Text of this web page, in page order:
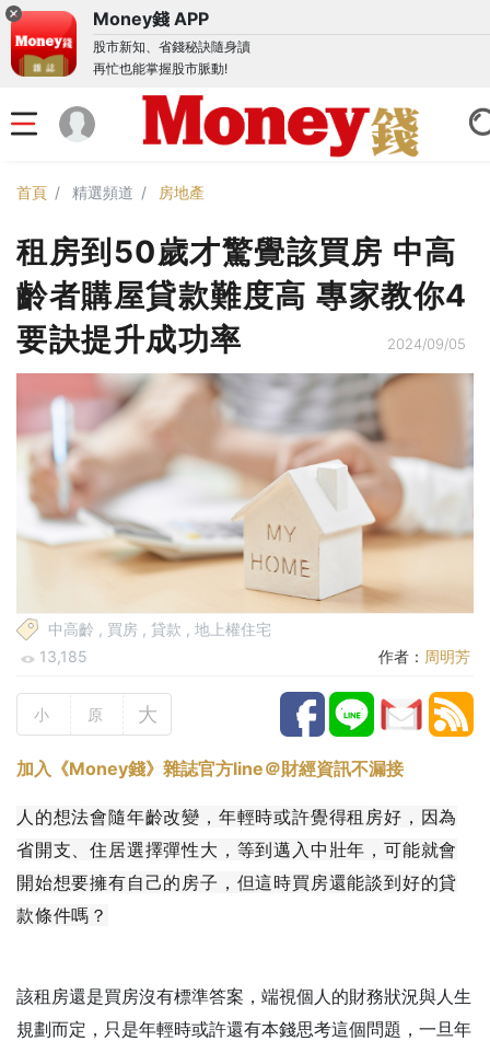
Money錢 APP
股市新知、省錢秘訣隨身讀
再忙也能掌握股市脈動!
首頁 精選頻道 房地產
租房到50歲才驚覺該買房 中高
齡者購屋貸款難度高 專家教你4
要訣提升成功率
2024/09/05
中高齡 , 買房 , 貸款 , 地上權住宅
13,185
作者： 周明芳
小 原 大
加入《Money錢》雜誌官方line＠財經資訊不漏接
人的想法會隨年齡改變，年輕時或許覺得租房好，因為
省開支、住居選擇彈性大，等到邁入中壯年，可能就會
開始想要擁有自己的房子，但這時買房還能談到好的貸
款條件嗎？
該租房還是買房沒有標準答案，端視個人的財務狀況與人生
規劃而定，只是年輕時或許還有本錢思考這個問題，一旦年